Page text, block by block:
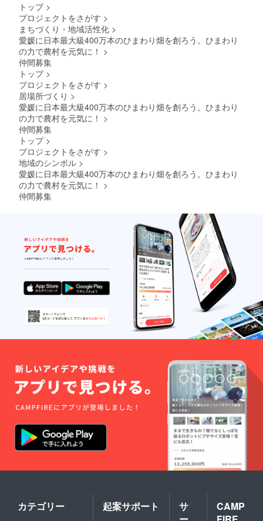
トップ >
プロジェクトをさがす >
まちづくり・地域活性化 >
愛媛に日本最大級400万本のひまわり畑を創ろう。ひまわり
の力で農村を元気に！ >
仲間募集
トップ >
プロジェクトをさがす >
居場所づくり >
愛媛に日本最大級400万本のひまわり畑を創ろう。ひまわり
の力で農村を元気に！ >
仲間募集
トップ >
プロジェクトをさがす >
地域のシンボル >
愛媛に日本最大級400万本のひまわり畑を創ろう。ひまわり
の力で農村を元気に！ >
仲間募集
カテゴリー 起案サポート
サ
CAMP